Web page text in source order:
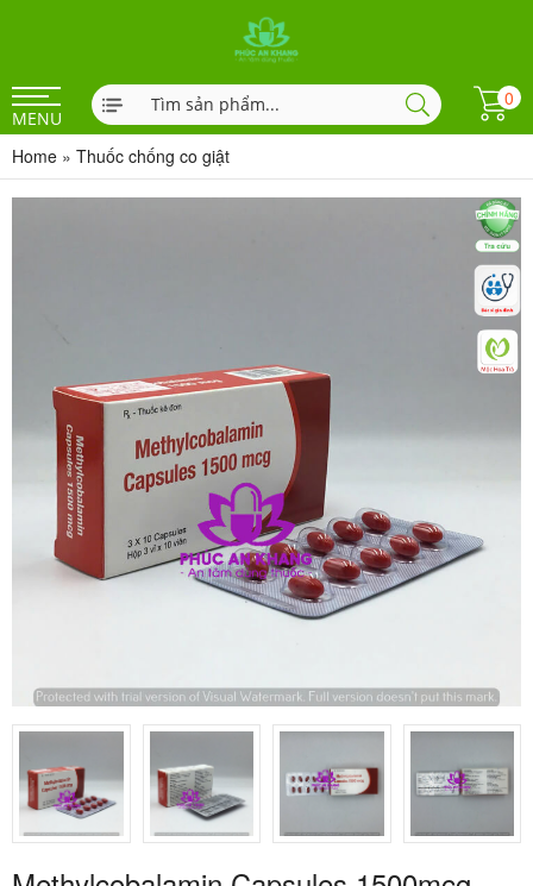
MENU
0
Home » Thuốc chống co giật